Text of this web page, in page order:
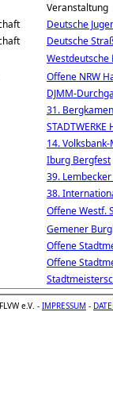
Veranstaltung
Deutsche
Deutsche
Westdeutsche
Offene NRW
DJMM-
31.
14.
Iburg Bergfest
39.
38.
Offene Westf.
Gemener
Offene
Offene
e.V. - IMPRESSUM -